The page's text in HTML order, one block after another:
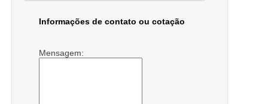
Informações de contato ou cotação
Mensagem: